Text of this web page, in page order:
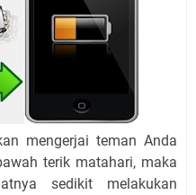
mengerjai teman Anda
terik matahari, maka
sedikit melakukan